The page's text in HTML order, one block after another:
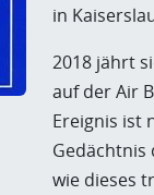
in
2018 jährt
auf der Air
Ereignis ist
Gedächtnis
wie dieses